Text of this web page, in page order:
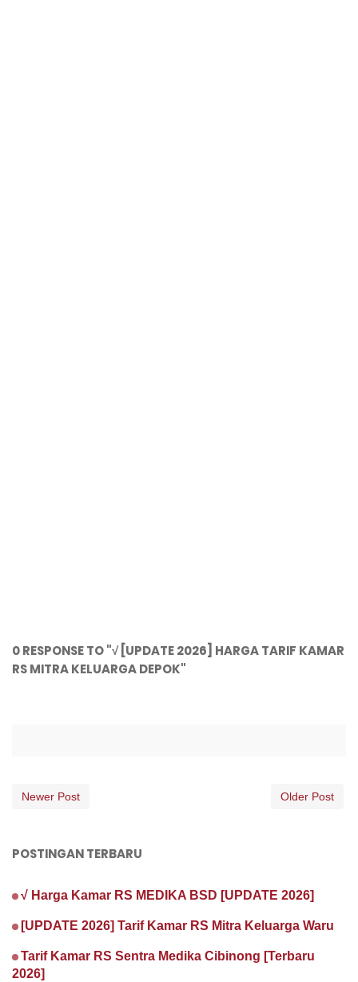
0 RESPONSE TO "√ [UPDATE 2026] HARGA TARIF KAMAR
RS MITRA KELUARGA DEPOK"
Newer Post Older Post
POSTINGAN TERBARU
√ Harga Kamar RS MEDIKA BSD [UPDATE 2026]
[UPDATE 2026] Tarif Kamar RS Mitra Keluarga Waru
Tarif Kamar RS Sentra Medika Cibinong [Terbaru
2026]